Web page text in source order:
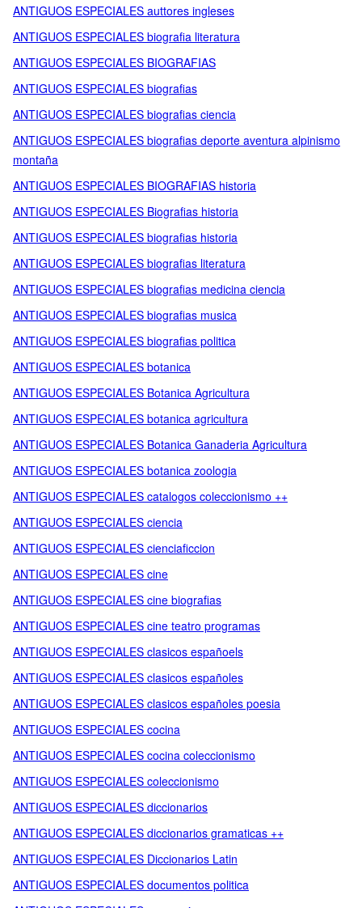
ANTIGUOS ESPECIALES auttores ingleses
ANTIGUOS ESPECIALES biografia literatura
ANTIGUOS ESPECIALES BIOGRAFIAS
ANTIGUOS ESPECIALES biografias
ANTIGUOS ESPECIALES biografias ciencia
ANTIGUOS ESPECIALES biografias deporte aventura alpinismo
montaña
ANTIGUOS ESPECIALES BIOGRAFIAS historia
ANTIGUOS ESPECIALES Biografias historia
ANTIGUOS ESPECIALES biografias historia
ANTIGUOS ESPECIALES biografias literatura
ANTIGUOS ESPECIALES biografias medicina ciencia
ANTIGUOS ESPECIALES biografias musica
ANTIGUOS ESPECIALES biografias politica
ANTIGUOS ESPECIALES botanica
ANTIGUOS ESPECIALES Botanica Agricultura
ANTIGUOS ESPECIALES botanica agricultura
ANTIGUOS ESPECIALES Botanica Ganaderia Agricultura
ANTIGUOS ESPECIALES botanica zoologia
ANTIGUOS ESPECIALES catalogos coleccionismo ++
ANTIGUOS ESPECIALES ciencia
ANTIGUOS ESPECIALES cienciaficcion
ANTIGUOS ESPECIALES cine
ANTIGUOS ESPECIALES cine biografias
ANTIGUOS ESPECIALES cine teatro programas
ANTIGUOS ESPECIALES clasicos españoels
ANTIGUOS ESPECIALES clasicos españoles
ANTIGUOS ESPECIALES clasicos españoles poesia
ANTIGUOS ESPECIALES cocina
ANTIGUOS ESPECIALES cocina coleccionismo
ANTIGUOS ESPECIALES coleccionismo
ANTIGUOS ESPECIALES diccionarios
ANTIGUOS ESPECIALES diccionarios gramaticas ++
ANTIGUOS ESPECIALES Diccionarios Latin
ANTIGUOS ESPECIALES documentos politica